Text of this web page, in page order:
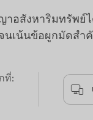
าอสังหาริมทรัพย์
นเน้นข้อผูกมัดสำ
ที่: